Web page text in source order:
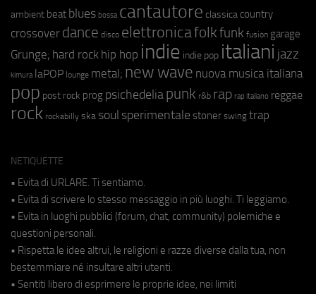
ambient beat blues bossa cantautore classica country
crossover dance disco elettronicafolkfunk fusion garage
Grunge; hard rock hip hop indie indie pop italiani jazz
kimura laPOP lounge metal; new wave nuova musica italiana
pop post rock prog psichedeliapunk r&b rap rap italiano reggae
rock rockabilly ska soul sperimentale stoner swing trap
NETIQUETTE
• Evita di URLARE. Ti sentiamo.
• Evita di scrivere lo stesso messaggio in più luoghi. Ti leggiamo.
• Evita in luoghi pubblici (forum, chat, community) polemiche e
questioni personali.
• Rispetta le idee altrui, le religioni e razze diverse dalla tua, non
bestemmiare né insultare altri utenti.
• Sentiti libero di esprimere le proprie idee, nei limiti